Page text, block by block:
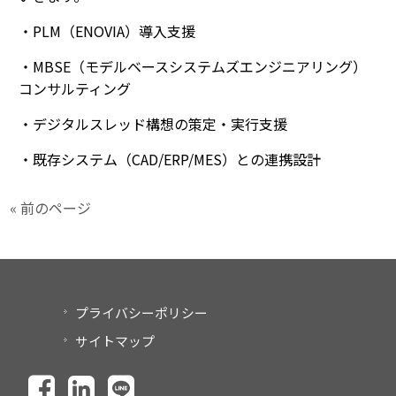
・PLM（ENOVIA）導入支援
・MBSE（モデルベースシステムズエンジニアリング）
コンサルティング
・デジタルスレッド構想の策定・実行支援
・既存システム（CAD/ERP/MES）との連携設計
« 前のページ
プライバシーポリシー
サイトマップ